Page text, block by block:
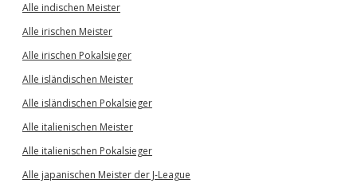
Alle indischen Meister
Alle irischen Meister
Alle irischen Pokalsieger
Alle isländischen Meister
Alle isländischen Pokalsieger
Alle italienischen Meister
Alle italienischen Pokalsieger
Alle japanischen Meister der J-League